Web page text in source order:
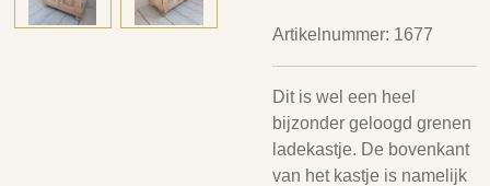
Artikelnummer: 1677
Dit is wel een heel
bijzonder geloogd grenen
ladekastje. De bovenkant
van het kastje is namelijk